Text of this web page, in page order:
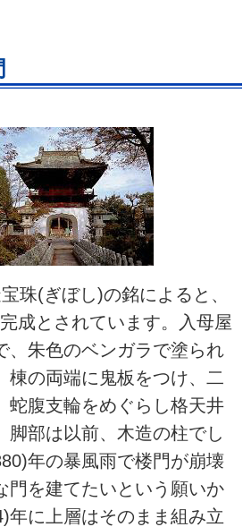
珠(ぎぼし)の銘によると、
成とされています。入母屋
、朱色のベンガラで塗られ
棟の両端に鬼板をつけ、二
蛇腹支輪をめぐらし格天井
脚部は以前、木造の柱でし
年の暴風雨で楼門が崩壊
門を建てたいという願いか
年に上層はそのまま組み立